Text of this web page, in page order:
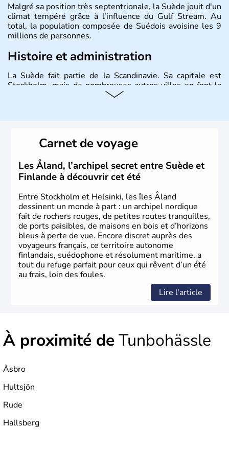
Malgré sa position très septentrionale, la Suède jouit d'un
climat tempéré grâce à l'influence du Gulf Stream. Au
total, la population composée de Suédois avoisine les 9
millions de personnes.
Histoire et administration
La Suède fait partie de la Scandinavie. Sa capitale est
Stockholm, mais de nombreuses autres villes en font la
renommée comme Malmö et Göteborg. Elle fait partie de
de cuivre et de bois.
Carnet de voyage
Les Åland, l’archipel secret entre Suède et
Finlande à découvrir cet été
Entre Stockholm et Helsinki, les îles Åland
dessinent un monde à part : un archipel nordique
fait de rochers rouges, de petites routes tranquilles,
de ports paisibles, de maisons en bois et d’horizons
bleus à perte de vue. Encore discret auprès des
voyageurs français, ce territoire autonome
finlandais, suédophone et résolument maritime, a
tout du refuge parfait pour ceux qui rêvent d’un été
au frais, loin des foules.
Lire l'article
À proximité deTunbohässle
Åsbro
Hultsjön
Rude
Hallsberg